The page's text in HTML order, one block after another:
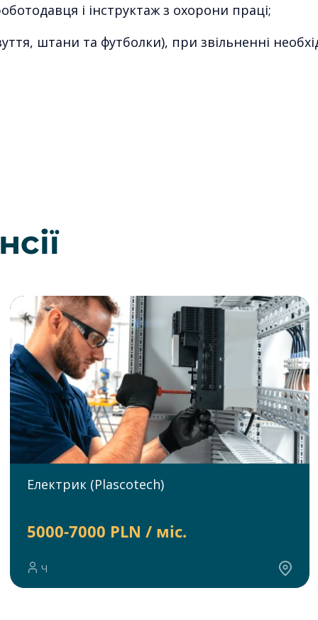
і інструктаж з охорони праці;
штани та футболки), при звільненні
Електрик (Plascotech)
5000-7000 PLN / міс.
Ч